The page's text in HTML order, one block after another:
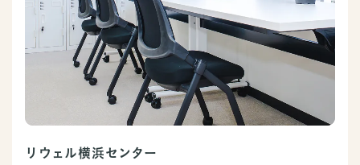
リウェル横浜センター